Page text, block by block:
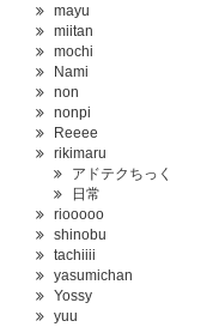
mayu
miitan
mochi
Nami
non
nonpi
Reeee
rikimaru
アドテクちっく
日常
riooooo
shinobu
tachiiii
yasumichan
Yossy
yuu